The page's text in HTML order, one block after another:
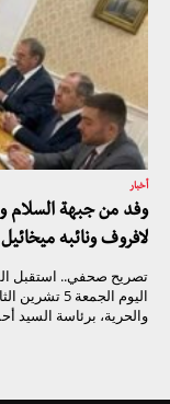
أخبار
وفد من جبهة السلام
لافروف ونائبه
تصريح صحفي.. استقبل
والحرية، برئاسة السيد